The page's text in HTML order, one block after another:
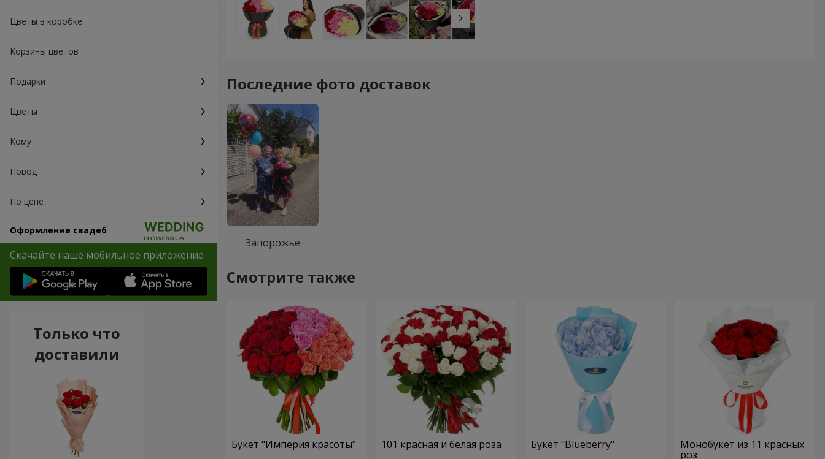
Цветы в коробке
Корзины цветов
Подарки
Цветы
Кому
Повод
По цене
Оформление свадеб
Скачайте наше мобильное приложение
Последние фото доставок
Запорожье
Смотрите также
Букет "Империя красоты" 101 красная и белая роза Букет "Blueberry" Монобукет из 11 красных
роз
Только что
доставили